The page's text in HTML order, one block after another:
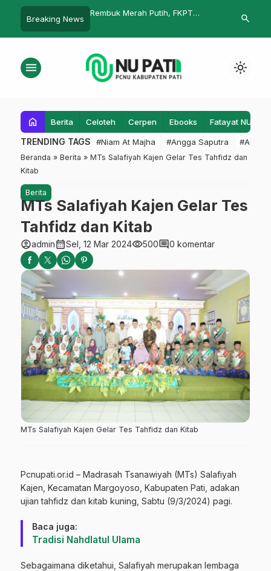
Breaking News
Rembuk Merah Putih, FKPT
Pendidikan Damai Cegah
Radikalisme
Halalsearch
menu light_mode
home Berita Celoteh Cerpen Ebooks Fatayat NU
TRENDING TAGS #Niam At Majha #Angga Saputra #Admin
Beranda » Berita » MTs Salafiyah Kajen Gelar Tes Tahfidz dan
Kitab
Berita
MTs Salafiyah Kajen Gelar Tes
Tahfidz dan Kitab
account_circleadmincalendar_monthSel, 12 Mar 2024visibility500comment0 komentar
MTs Salafiyah Kajen Gelar Tes Tahfidz dan Kitab
Pcnupati.or.id – Madrasah Tsanawiyah (MTs) Salafiyah
Kajen, Kecamatan Margoyoso, Kabupaten Pati, adakan
ujian tahfidz dan kitab kuning, Sabtu (9/3/2024) pagi.
Baca juga:
Tradisi Nahdlatul Ulama
Sebagaimana diketahui, Salafiyah merupakan lembaga